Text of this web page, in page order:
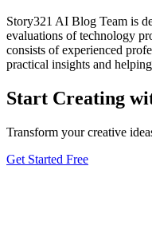
Story321 AI Blog Team is
evaluations of technology
consists of experienced
practical insights and
Start Creating
Transform your creative
Get Started Free